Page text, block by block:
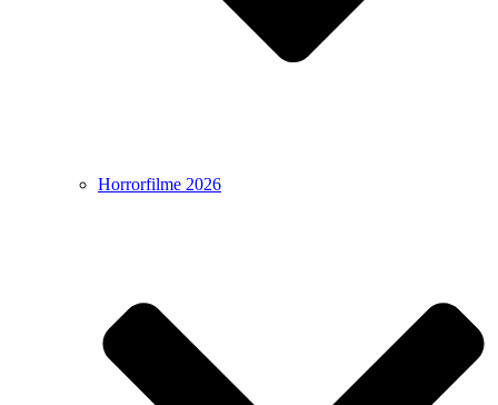
Horrorfilme 2026